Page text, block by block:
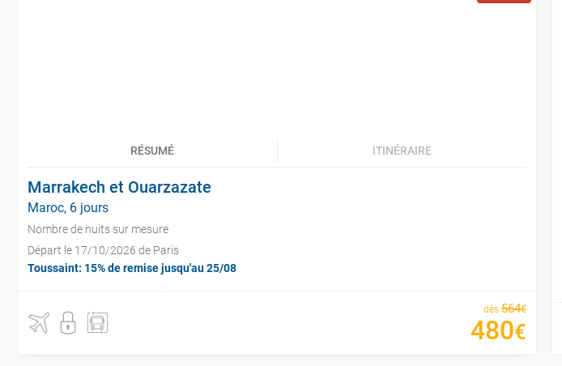
RÉSUMÉ ITINÉRAIRE
Marrakech et Ouarzazate
Maroc, 6 jours
Nombre de nuits sur mesure
Départ le 17/10/2026 de Paris
Toussaint: 15% de remise jusqu'au 25/08
dès 564€
480€